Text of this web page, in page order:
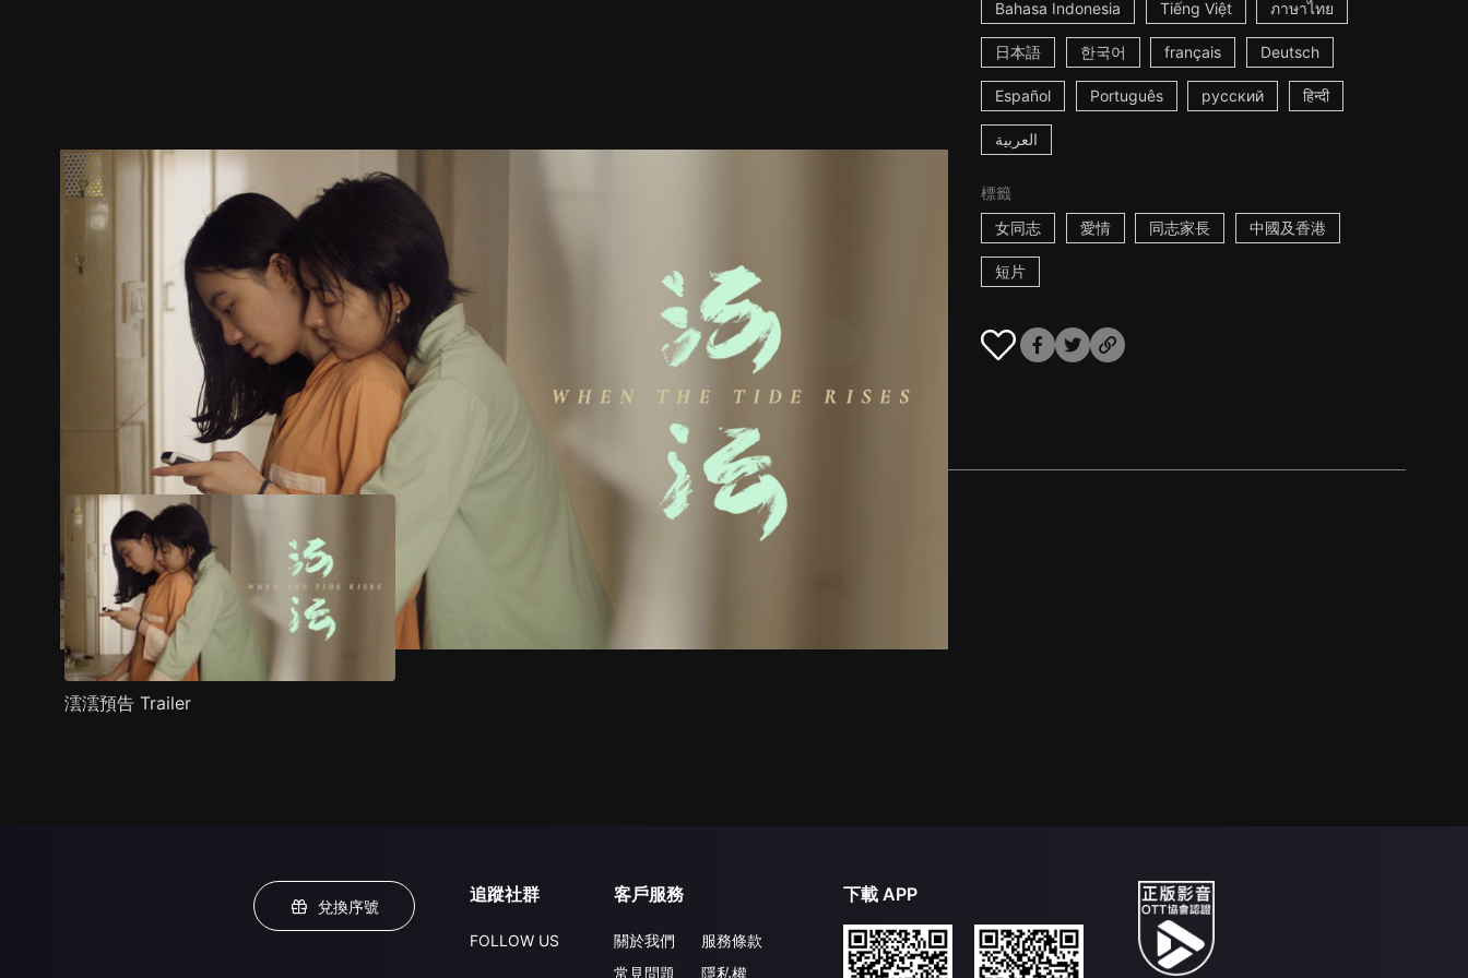
Bahasa Indonesia Tiếng Việt ภาษาไทย
日本語 한국어 français Deutsch
Español Português русский हिन्दी
العربية
標籤
女同志
愛情 同志家長 中國及香港
短片
推薦影片 劇情介紹
澐澐預告 Trailer
兌換序號
追蹤社群
FOLLOW US
客戶服務
關於我們
常見問題
服務條款
隱私權
下載 APP